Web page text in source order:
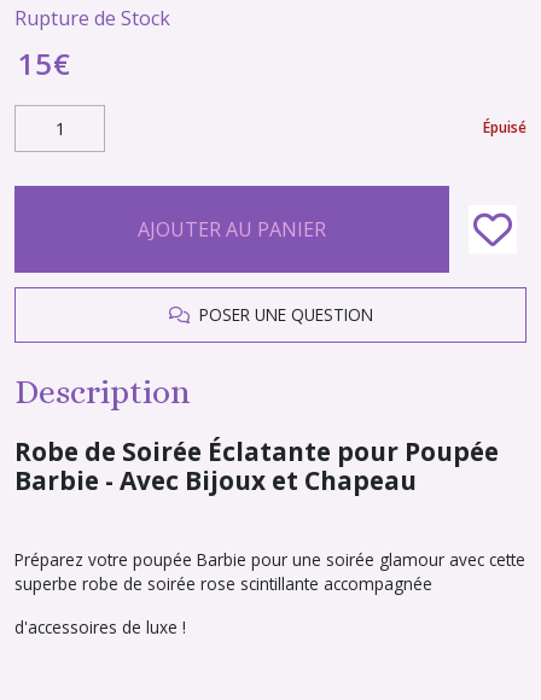
Rupture de Stock
15€
Épuisé
AJOUTER AU PANIER
POSER UNE QUESTION
Description
Robe de Soirée Éclatante pour Poupée
Barbie - Avec Bijoux et Chapeau
Préparez votre poupée Barbie pour une soirée glamour avec cette
superbe robe de soirée rose scintillante accompagnée
d'accessoires de luxe !